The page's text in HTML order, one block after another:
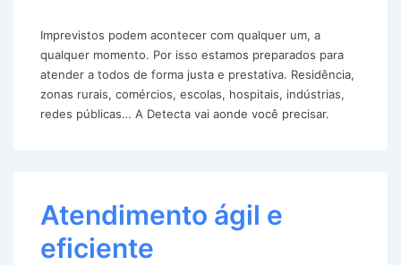
Imprevistos podem acontecer com qualquer um, a
qualquer momento. Por isso estamos preparados para
atender a todos de forma justa e prestativa. Residência,
zonas rurais, comércios, escolas, hospitais, indústrias,
redes públicas… A Detecta vai aonde você precisar.
Atendimento ágil e
eficiente